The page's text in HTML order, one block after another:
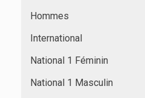
Hommes
International
National 1 Féminin
National 1 Masculin